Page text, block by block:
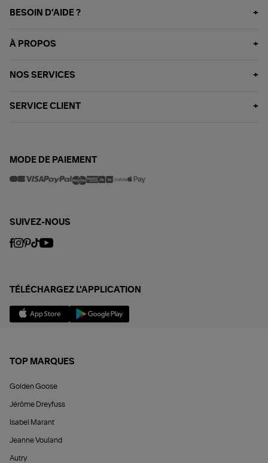
BESOIN D'AIDE ?
À PROPOS
NOS SERVICES
SERVICE CLIENT
MODE DE PAIEMENT
SUIVEZ-NOUS
TÉLÉCHARGEZ L'APPLICATION
TOP MARQUES
Golden Goose
Jérôme Dreyfuss
Isabel Marant
Jeanne Vouland
Autry